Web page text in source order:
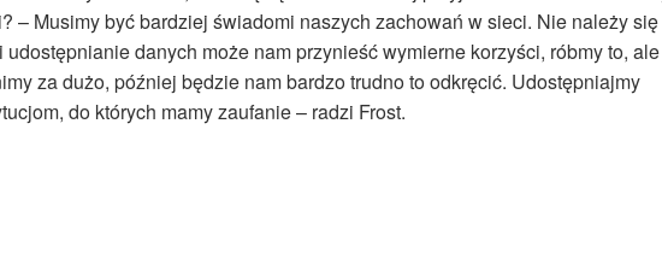
– Musimy być bardziej świadomi naszych zachowań w sieci. Nie należy się
danych może nam przynieść wymierne korzyści, róbmy to,
za dużo, później będzie nam bardzo trudno to odkręcić. Udostępniajmy
do których mamy zaufanie – radzi Frost.